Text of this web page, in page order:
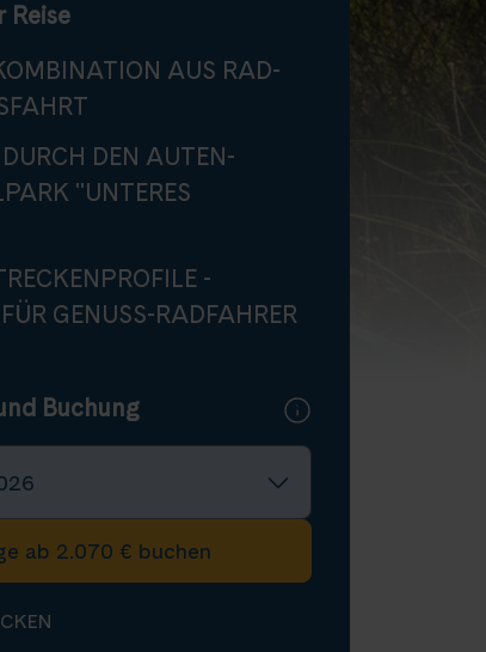
Reise
AUS RAD-
DEN AUTEN-
"UNTERES
-
GENUSS-RADFAHRER
Buchung
ab 2.070 € buchen